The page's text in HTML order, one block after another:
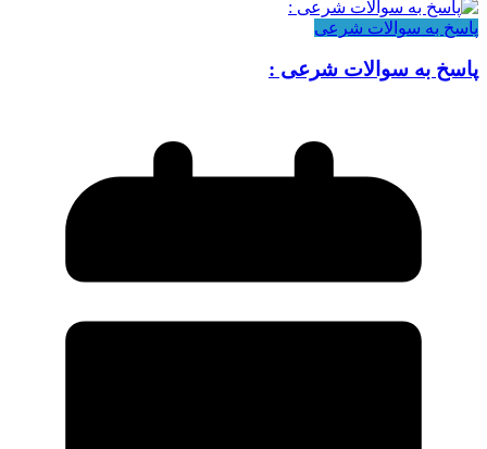
پاسخ به سوالات شرعی
پاسخ به سوالات شرعی :